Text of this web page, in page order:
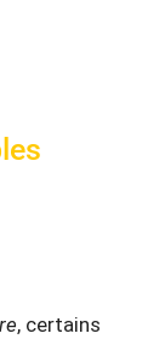
, certains